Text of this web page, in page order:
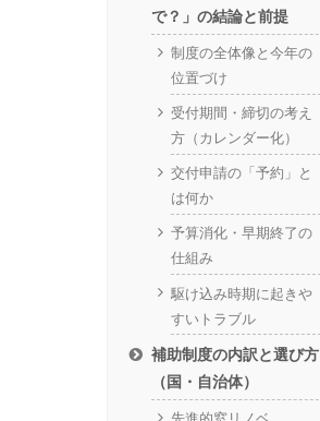
で？」の結論と前提
制度の全体像と今年の
位置づけ
受付期間・締切の考え
方（カレンダー化）
交付申請の「予約」と
は何か
予算消化・早期終了の
仕組み
駆け込み時期に起きや
すいトラブル
補助制度の内訳と選び方
（国・自治体）